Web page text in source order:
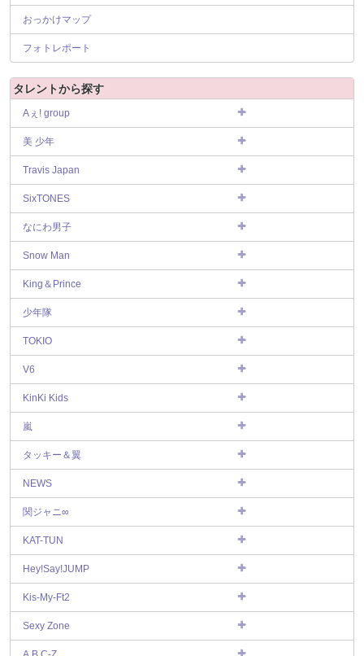
おっかけマップ
フォトレポート
タレントから探す
Aぇ! group
美 少年
Travis Japan
SixTONES
なにわ男子
Snow Man
King＆Prince
少年隊
TOKIO
V6
KinKi Kids
嵐
タッキー＆翼
NEWS
関ジャニ∞
KAT-TUN
Hey!Say!JUMP
Kis-My-Ft2
Sexy Zone